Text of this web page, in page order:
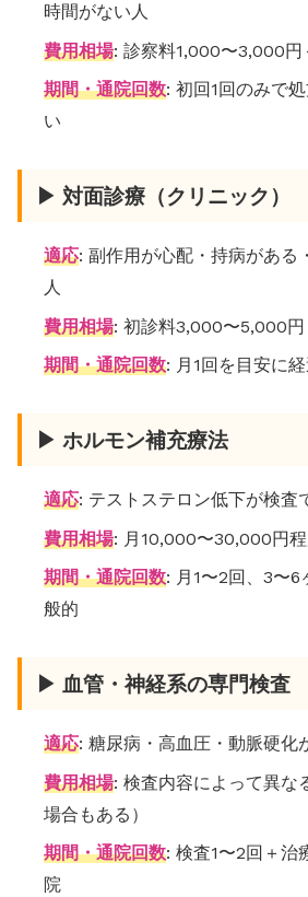
時間がない人
費用相場: 診察料1,000〜3,000円
期間・通院回数: 初回1回のみで
い
▶ 対面診療（クリニック）
適応: 副作用が心配・持病がある
人
費用相場: 初診料3,000〜5,000円
期間・通院回数: 月1回を目安に
▶ ホルモン補充療法
適応: テストステロン低下が検査
費用相場: 月10,000〜30,000円
期間・通院回数: 月1〜2回、3〜6
般的
▶ 血管・神経系の専門検査
適応: 糖尿病・高血圧・動脈硬化
費用相場: 検査内容によって異な
場合もある）
期間・通院回数: 検査1〜2回＋治
院